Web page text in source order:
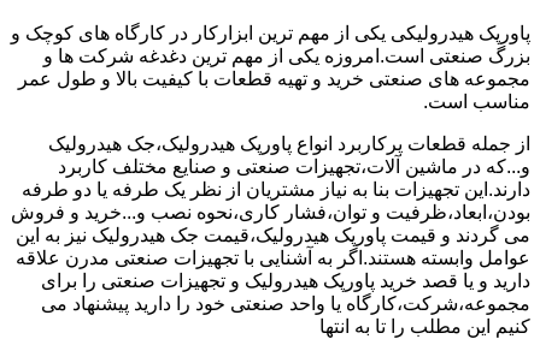
پاورپک هیدرولیکی یکی از مهم ترین ابزارکار در کارگاه های کوچک و
بزرگ صنعتی است.امروزه یکی از مهم ترین دغدغه شرکت ها و
مجموعه های صنعتی خرید و تهیه قطعات با کیفیت بالا و طول عمر
مناسب است.
از جمله قطعات پرکاربرد انواع پاورپک هیدرولیک،جک هیدرولیک
و...که در ماشین آلات،تجهیزات صنعتی و صنایع مختلف کاربرد
دارند.این تجهیزات بنا به نیاز مشتریان از نظر یک طرفه یا دو طرفه
بودن،ابعاد،ظرفیت و توان،فشار کاری،نحوه نصب و...خرید و فروش
می گردند و قیمت پاورپک هیدرولیک،قیمت جک هیدرولیک نیز به این
عوامل وابسته هستند.اگر به آشنایی با تجهیزات صنعتی مدرن علاقه
دارید و یا قصد خرید پاورپک هیدرولیک و تجهیزات صنعتی را برای
مجموعه،شرکت،کارگاه یا واحد صنعتی خود را دارید پیشنهاد می
کنیم این مطلب را تا به انتها